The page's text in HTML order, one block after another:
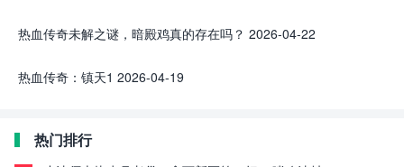
热血传奇未解之谜，暗殿鸡真的存在吗？ 2026-04-22
热血传奇：镇天1 2026-04-19
热门排行